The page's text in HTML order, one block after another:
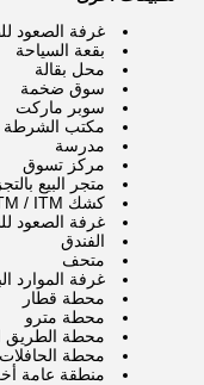
غرفة الصعود
بقعة السياحة
محل بقالة
سوق ضخمة
سوبر ماركت
مكتب الشرطة
مدرسة
مركز تسوق
متجر البيع
كشك ATM / VTM / ITM
غرفة الصعود
الفندق
متحف
غرفة الموارد
محطة قطار
محطة مترو
محطة الطريق
محطة الحافلات
منطقة عامة